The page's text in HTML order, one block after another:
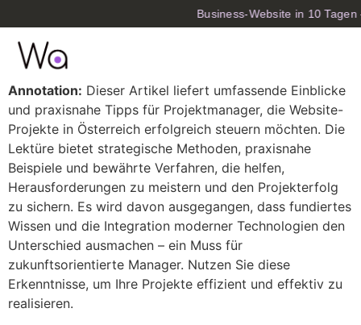
Business-Website in 10
Annotation: Dieser Artikel liefert umfassende Einblicke
und praxisnahe Tipps für Projektmanager, die Website-
Projekte in Österreich erfolgreich steuern möchten. Die
Lektüre bietet strategische Methoden, praxisnahe
Beispiele und bewährte Verfahren, die helfen,
Herausforderungen zu meistern und den Projekterfolg
zu sichern. Es wird davon ausgegangen, dass fundiertes
Wissen und die Integration moderner Technologien den
Unterschied ausmachen – ein Muss für
zukunftsorientierte Manager. Nutzen Sie diese
Erkenntnisse, um Ihre Projekte effizient und effektiv zu
realisieren.